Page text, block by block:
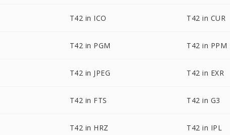
T42 in ICO T42 in CUR
T42 in PGM T42 in PPM
T42 in JPEG T42 in EXR
T42 in FTS T42 in G3
T42 in HRZ T42 in IPL